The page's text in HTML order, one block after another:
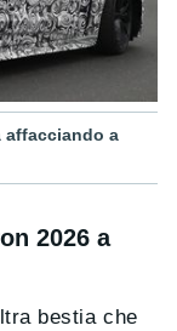
affacciando a
2026 a
bestia che